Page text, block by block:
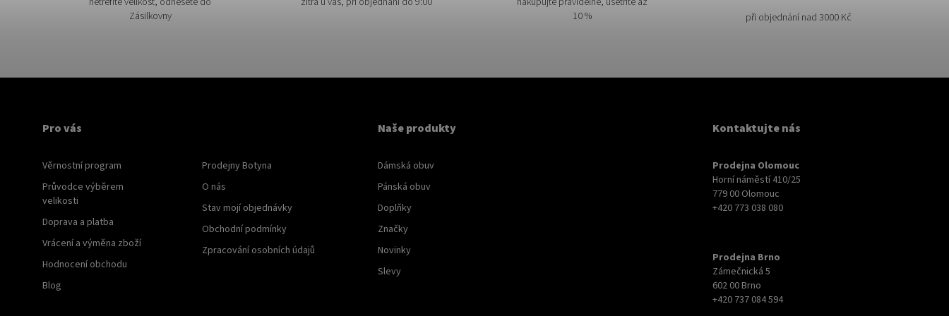
Zásilkovny
10 %
při objednání nad 3000 Kč
Pro vás
Věrnostní program
Průvodce výběrem
velikosti
Doprava a platba
Vrácení a výměna zboží
Hodnocení obchodu
Blog
Prodejny Botyna
O nás
Stav mojí objednávky
Obchodní podmínky
Zpracování osobních údajů
Naše produkty
Dámská obuv
Pánská obuv
Doplňky
Značky
Novinky
Slevy
Kontaktujte nás
Prodejna Olomouc
Horní náměstí 410/25
779 00 Olomouc
+420 773 038 080
Prodejna Brno
Zámečnická 5
602 00 Brno
+420 737 084 594